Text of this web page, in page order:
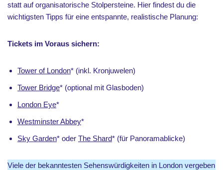
statt auf organisatorische Stolpersteine. Hier findest du die
wichtigsten Tipps für eine entspannte, realistische Planung:
Tickets im Voraus sichern:
Tower of London* (inkl. Kronjuwelen)
Tower Bridge* (optional mit Glasboden)
London Eye*
Westminster Abbey*
Sky Garden* oder The Shard* (für Panoramablicke)
Viele der bekanntesten Sehenswürdigkeiten in London vergeben